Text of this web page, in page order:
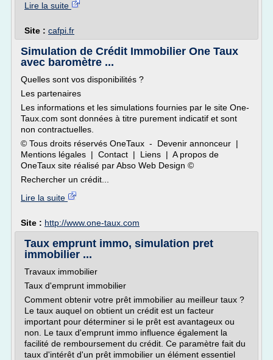
Lire la suite
Site : cafpi.fr
Simulation de Crédit Immobilier One Taux
avec baromètre ...
Quelles sont vos disponibilités ?
Les partenaires
Les informations et les simulations fournies par le site One-
Taux.com sont données à titre purement indicatif et sont
non contractuelles.
© Tous droits réservés OneTaux - Devenir annonceur |
Mentions légales | Contact | Liens | A propos de
OneTaux site réalisé par Abso Web Design ©
Rechercher un crédit...
Lire la suite
Site : http://www.one-taux.com
Taux emprunt immo, simulation pret
immobilier ...
Travaux immobilier
Taux d'emprunt immobilier
Comment obtenir votre prêt immobilier au meilleur taux ?
Le taux auquel on obtient un crédit est un facteur
important pour déterminer si le prêt est avantageux ou
non. Le taux d'emprunt immo influence également la
facilité de remboursement du crédit. Ce paramètre fait du
taux d'intérêt d'un prêt immobilier un élément essentiel